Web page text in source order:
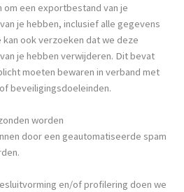
een exportbestand van je
je hebben, inclusief alle gegevens
ook verzoeken dat we deze
je hebben verwijderen. Dit bevat
moeten bewaren in verband met
beveiligingsdoeleinden.
worden
door een geautomatiseerde spam
en/of profilering doen we